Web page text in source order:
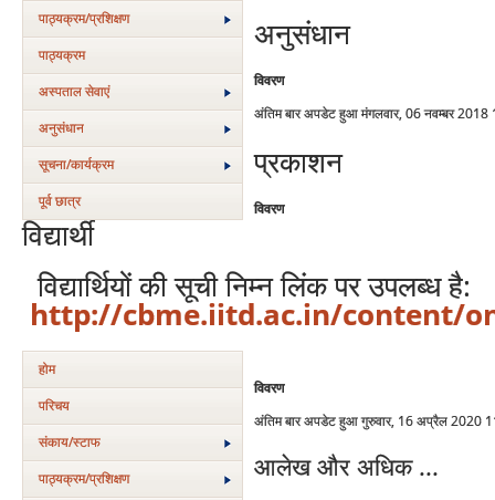
पाठ्यक्रम/प्रशिक्षण
पाठ्यक्रम
अस्‍पताल सेवाएं
अनुसंधान
सूचना/कार्यक्रम
पूर्व छात्र
विद्यार्थी
विद्यार्थियों की सूची निम्न लिंक पर उपलब्ध है:
http://cbme.iitd.ac.in/content/
होम
परिचय
संकाय/स्‍टाफ
पाठ्यक्रम/प्रशिक्षण
अनुसंधान
विवरण
अंतिम बार अपडेट हुआ मंगलवार, 06 नवम्बर 2018
प्रकाशन
विवरण
विवरण
अंतिम बार अपडेट हुआ गुरुवार, 16 अप्रैल 2020
आलेख और अधिक ...